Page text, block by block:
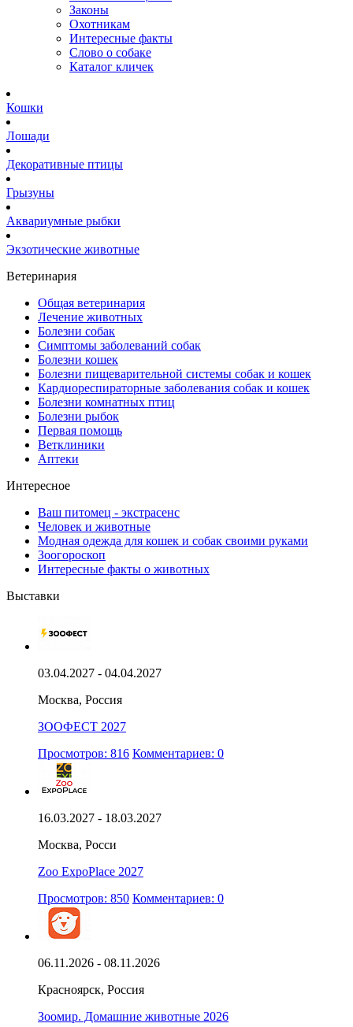
Законы
Охотникам
Интересные факты
Слово о собаке
Каталог кличек
Кошки
Лошади
Декоративные птицы
Грызуны
Аквариумные рыбки
Экзотические животные
Ветеринария
Общая ветеринария
Лечение животных
Болезни собак
Симптомы заболеваний собак
Болезни кошек
Болезни пищеварительной системы собак и кошек
Кардиореспираторные заболевания собак и кошек
Болезни комнатных птиц
Болезни рыбок
Первая помощь
Ветклиники
Аптеки
Интересное
Ваш питомец - экстрасенс
Человек и животные
Модная одежда для кошек и собак своими руками
Зоогороскоп
Интересные факты о животных
Выставки
03.04.2027 - 04.04.2027
Москва, Россия
ЗООФЕСТ 2027
Просмотров: 816 Комментариев: 0
16.03.2027 - 18.03.2027
Москва, Росси
Zoo ExpoPlace 2027
Просмотров: 850 Комментариев: 0
06.11.2026 - 08.11.2026
Красноярск, Россия
Зоомир. Домашние животные 2026